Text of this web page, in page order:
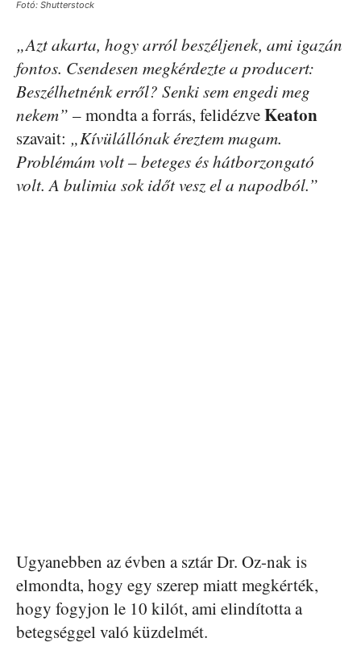
Fotó: Shutterstock
„Azt akarta, hogy arról beszéljenek, ami igazán
fontos. Csendesen megkérdezte a producert:
Beszélhetnénk erről? Senki sem engedi meg
nekem” – mondta a forrás, felidézveKeaton
szavait: „Kívülállónak éreztem magam.
Problémám volt – beteges és hátborzongató
volt. A bulimia sok időt vesz el a napodból.”
Ugyanebben az évben a sztár Dr. Oz-nak is
elmondta, hogy egy szerep miatt megkérték,
hogy fogyjon le 10 kilót, ami elindította a
betegséggel való küzdelmét.